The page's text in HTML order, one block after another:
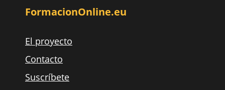
FormacionOnline.eu
El proyecto
Contacto
Suscríbete